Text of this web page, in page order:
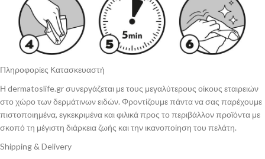
Πληροφορίες Κατασκευαστή
Η dermatoslife.gr συνεργάζεται με τους μεγαλύτερους οίκους εταιρειών
στο χώρο των δερμάτινων ειδών. Φροντίζουμε πάντα να σας παρέχουμε
πιστοποιημένα, εγκεκριμένα και φιλικά προς το περιβάλλον προϊόντα με
σκοπό τη μέγιστη διάρκεια ζωής και την ικανοποίηση του πελάτη.
Shipping & Delivery